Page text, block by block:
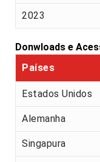
2023
Donwloads e
Países
Estados Unidos
Alemanha
Singapura